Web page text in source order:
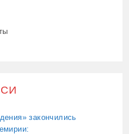
закончились